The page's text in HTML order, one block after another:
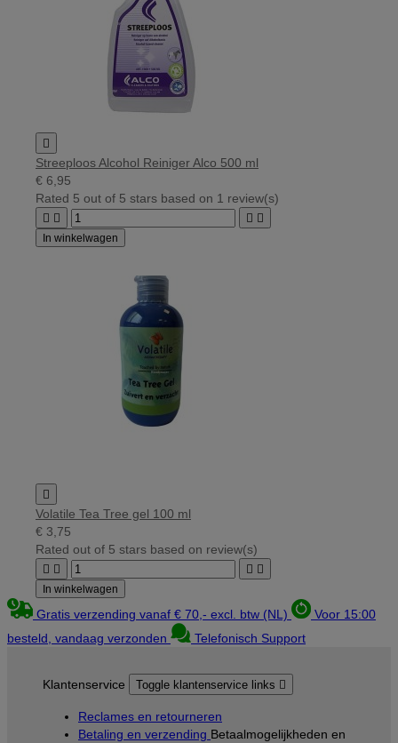

Streeploos Alcohol Reiniger Alco 500 ml
€ 6,95
Rated 5 out of 5 stars based on 1 review(s)
   
In winkelwagen

Volatile Tea Tree gel 100 ml
€ 3,75
Rated out of 5 stars based on review(s)
   
In winkelwagen
Gratis verzending vanaf € 70,- excl. btw (NL)
Voor 15:00
besteld, vandaag verzonden
Telefonisch Support
Klantenservice Toggle klantenservice links 
Reclames en retourneren
Betaling en verzending Betaalmogelijkheden en